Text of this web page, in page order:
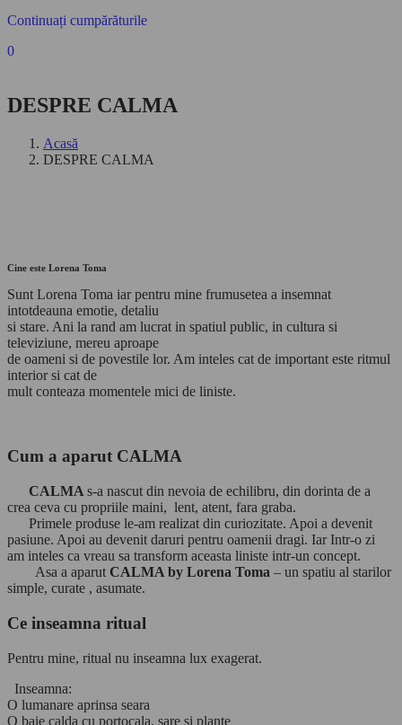
Continuați cumpărăturile
0
DESPRE CALMA
Acasă
DESPRE CALMA
Cine este Lorena Toma
Sunt Lorena Toma iar pentru mine frumusetea a insemnat
intotdeauna emotie, detaliu
si stare. Ani la rand am lucrat in spatiul public, in cultura si
televiziune, mereu aproape
de oameni si de povestile lor. Am inteles cat de important este ritmul
interior si cat de
mult conteaza momentele mici de liniste.
Cum a aparut CALMA
CALMA s-a nascut din nevoia de echilibru, din dorinta de a
crea ceva cu propriile maini, lent, atent, fara graba.
Primele produse le-am realizat din curiozitate. Apoi a devenit
pasiune. Apoi au devenit daruri pentru oamenii dragi. Iar Intr-o zi
am inteles ca vreau sa transform aceasta liniste intr-un concept.
Asa a aparut CALMA by Lorena Toma – un spatiu al starilor
simple, curate , asumate.
Ce inseamna ritual
Pentru mine, ritual nu inseamna lux exagerat.
Inseamna:
O lumanare aprinsa seara
O baie calda cu portocala, sare si plante